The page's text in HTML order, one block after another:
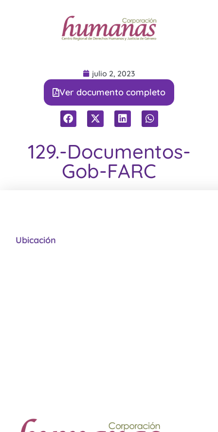
129.-Documentos-
Gob-FARC
julio 2, 2023
Ver documento completo
Ubicación